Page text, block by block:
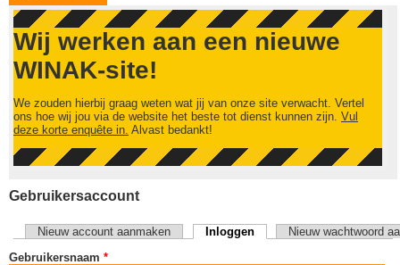
Wij werken aan een nieuwe
WINAK-site!
We zouden hierbij graag weten wat jij van onze site verwacht. Vertel
ons hoe wij jou via de website het beste tot dienst kunnen zijn. Vul
deze korte enquête in. Alvast bedankt!
Gebruikersaccount
Primaire tabs
Nieuw account aanmaken Inloggen(actieve tabblad)
Nieuw wachtwoord
Gebruikersnaam *